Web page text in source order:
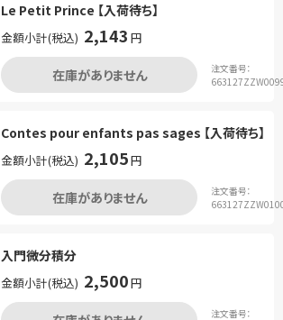
Le Petit Prince 【入荷待ち】
金額小計(税込) 2,143 円
在庫がありません
注文番号：
Contes pour enfants pas sages 【入荷待ち】
金額小計(税込) 2,105円
在庫がありません
注文番号：
入門微分積分
金額小計(税込) 2,500円
注文番号：